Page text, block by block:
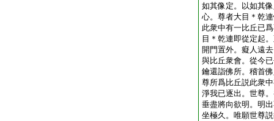
如其像定。以如其
心。尊者大目＊乾
此衆中有一比丘已
目＊乾連即從定起
開門置外。癡人遠
與比丘衆會。從今
鑰還詣佛所。稽首
尊所爲比丘説此衆
淨我已逐出。世尊
垂盡將向欲明。明
坐極久。唯願世尊